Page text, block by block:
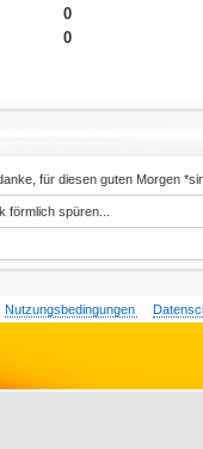
0
0
für diesen guten Morgen
förmlich spüren...
Nutzungsbedingungen